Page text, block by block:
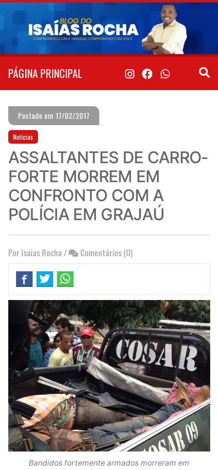
Pular
conteúdo
PÁGINA PRINCIPAL
Postado em 17/02/2017
Notícias
ASSALTANTES DE CARRO-
FORTE MORREM EM
CONFRONTO COM A
POLÍCIA EM GRAJAÚ
Por Isaias Rocha / Comentários (0)
Bandidos fortemente armados morreram em